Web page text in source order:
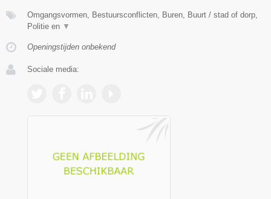
Omgangsvormen, Bestuursconflicten, Buren, Buurt / stad of dorp,
Politie en ▼
Openingstijden onbekend
Sociale media: